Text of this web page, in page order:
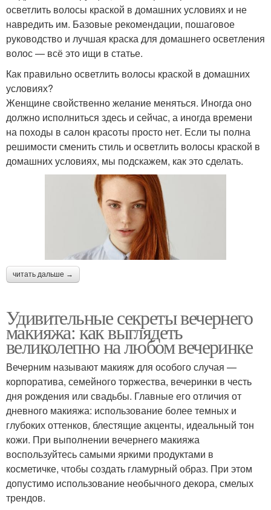
осветлить волосы краской в домашних условиях и не
навредить им. Базовые рекомендации, пошаговое
руководство и лучшая краска для домашнего осветления
волос — всё это ищи в статье.
Как правильно осветлить волосы краской в домашних
условиях?
Женщине свойственно желание меняться. Иногда оно
должно исполниться здесь и сейчас, а иногда времени
на походы в салон красоты просто нет. Если ты полна
решимости сменить стиль и осветлить волосы краской в
домашних условиях, мы подскажем, как это сделать.
читать дальше →
Удивительные секреты вечернего
макияжа: как выглядеть
великолепно на любом вечеринке
Вечерним называют макияж для особого случая —
корпоратива, семейного торжества, вечеринки в честь
дня рождения или свадьбы. Главные его отличия от
дневного макияжа: использование более темных и
глубоких оттенков, блестящие акценты, идеальный тон
кожи. При выполнении вечернего макияжа
воспользуйтесь самыми яркими продуктами в
косметичке, чтобы создать гламурный образ. При этом
допустимо использование необычного декора, смелых
трендов.